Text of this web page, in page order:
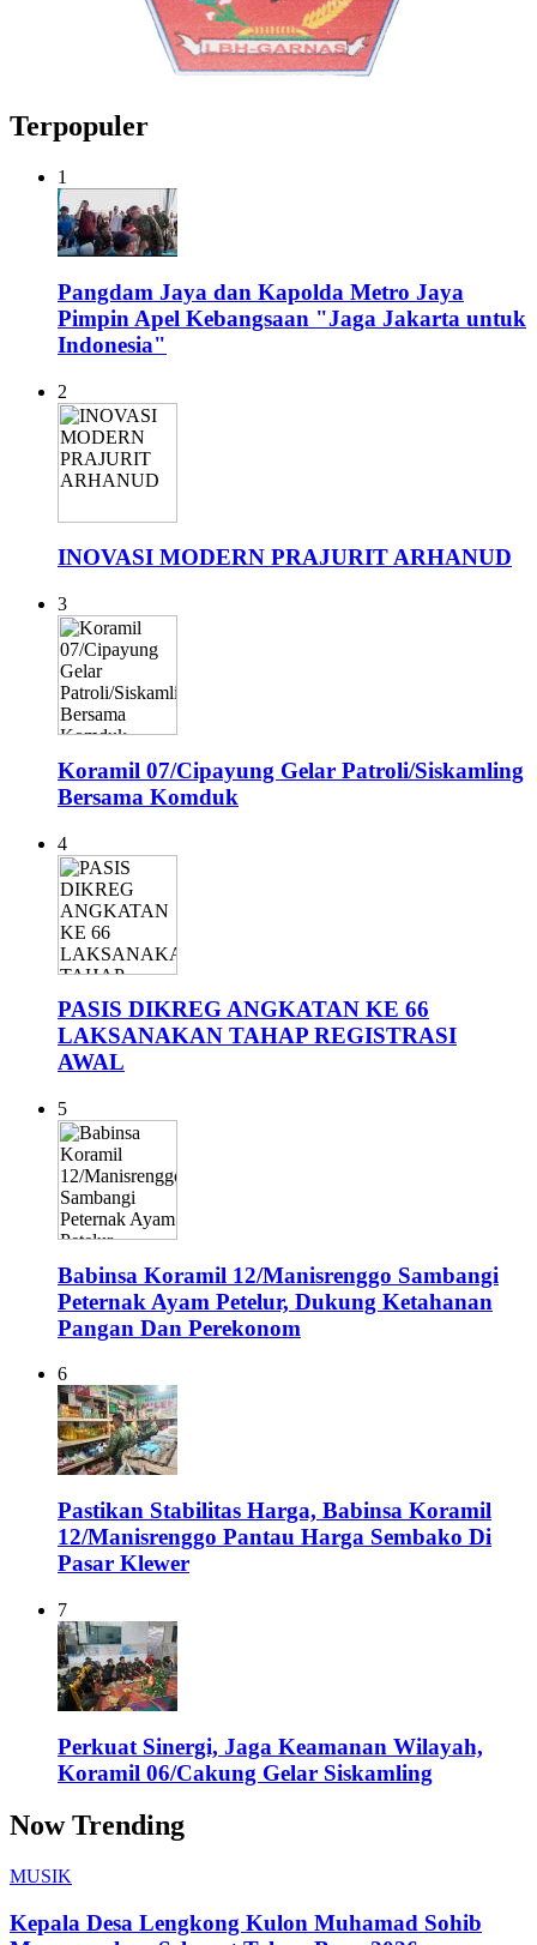
Terpopuler
1
Pangdam Jaya dan Kapolda Metro Jaya
Pimpin Apel Kebangsaan "Jaga Jakarta untuk
Indonesia"
2
INOVASI MODERN PRAJURIT ARHANUD
3
Koramil 07/Cipayung Gelar Patroli/Siskamling
Bersama Komduk
4
PASIS DIKREG ANGKATAN KE 66
LAKSANAKAN TAHAP REGISTRASI
AWAL
5
Babinsa Koramil 12/Manisrenggo Sambangi
Peternak Ayam Petelur, Dukung Ketahanan
Pangan Dan Perekonom
6
Pastikan Stabilitas Harga, Babinsa Koramil
12/Manisrenggo Pantau Harga Sembako Di
Pasar Klewer
7
Perkuat Sinergi, Jaga Keamanan Wilayah,
Koramil 06/Cakung Gelar Siskamling
Now Trending
MUSIK
Kepala Desa Lengkong Kulon Muhamad Sohib